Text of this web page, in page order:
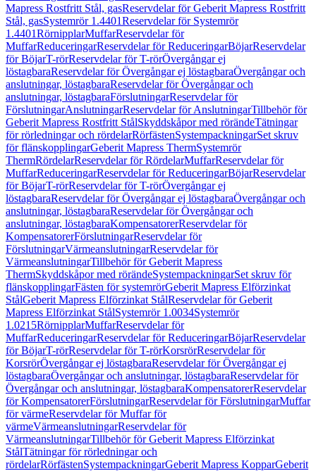
Mapress Rostfritt Stål, gasReservdelar för Geberit Mapress Rostfritt
Stål, gasSystemrör 1.4401Reservdelar för Systemrör
1.4401RörnipplarMuffarReservdelar för
MuffarReduceringarReservdelar för ReduceringarBöjarReservdelar
för BöjarT-rörReservdelar för T-rörÖvergångar ej
löstagbaraReservdelar för Övergångar ej löstagbaraÖvergångar och
anslutningar, löstagbaraReservdelar för Övergångar och
anslutningar, löstagbaraFörslutningarReservdelar för
FörslutningarAnslutningarReservdelar för AnslutningarTillbehör för
Geberit Mapress Rostfritt StålSkyddskåpor med rörändeTätningar
för rörledningar och rördelarRörfästenSystempackningarSet skruv
för flänskopplingarGeberit Mapress ThermSystemrör
ThermRördelarReservdelar för RördelarMuffarReservdelar för
MuffarReduceringarReservdelar för ReduceringarBöjarReservdelar
för BöjarT-rörReservdelar för T-rörÖvergångar ej
löstagbaraReservdelar för Övergångar ej löstagbaraÖvergångar och
anslutningar, löstagbaraReservdelar för Övergångar och
anslutningar, löstagbaraKompensatorerReservdelar för
KompensatorerFörslutningarReservdelar för
FörslutningarVärmeanslutningarReservdelar för
VärmeanslutningarTillbehör för Geberit Mapress
ThermSkyddskåpor med rörändeSystempackningarSet skruv för
flänskopplingarFästen för systemrörGeberit Mapress Elförzinkat
StålGeberit Mapress Elförzinkat StålReservdelar för Geberit
Mapress Elförzinkat StålSystemrör 1.0034Systemrör
1.0215RörnipplarMuffarReservdelar för
MuffarReduceringarReservdelar för ReduceringarBöjarReservdelar
för BöjarT-rörReservdelar för T-rörKorsrörReservdelar för
KorsrörÖvergångar ej löstagbaraReservdelar för Övergångar ej
löstagbaraÖvergångar och anslutningar, löstagbaraReservdelar för
Övergångar och anslutningar, löstagbaraKompensatorerReservdelar
för KompensatorerFörslutningarReservdelar för FörslutningarMuffar
för värmeReservdelar för Muffar för
värmeVärmeanslutningarReservdelar för
VärmeanslutningarTillbehör för Geberit Mapress Elförzinkat
StålTätningar för rörledningar och
rördelarRörfästenSystempackningarGeberit Mapress KopparGeberit